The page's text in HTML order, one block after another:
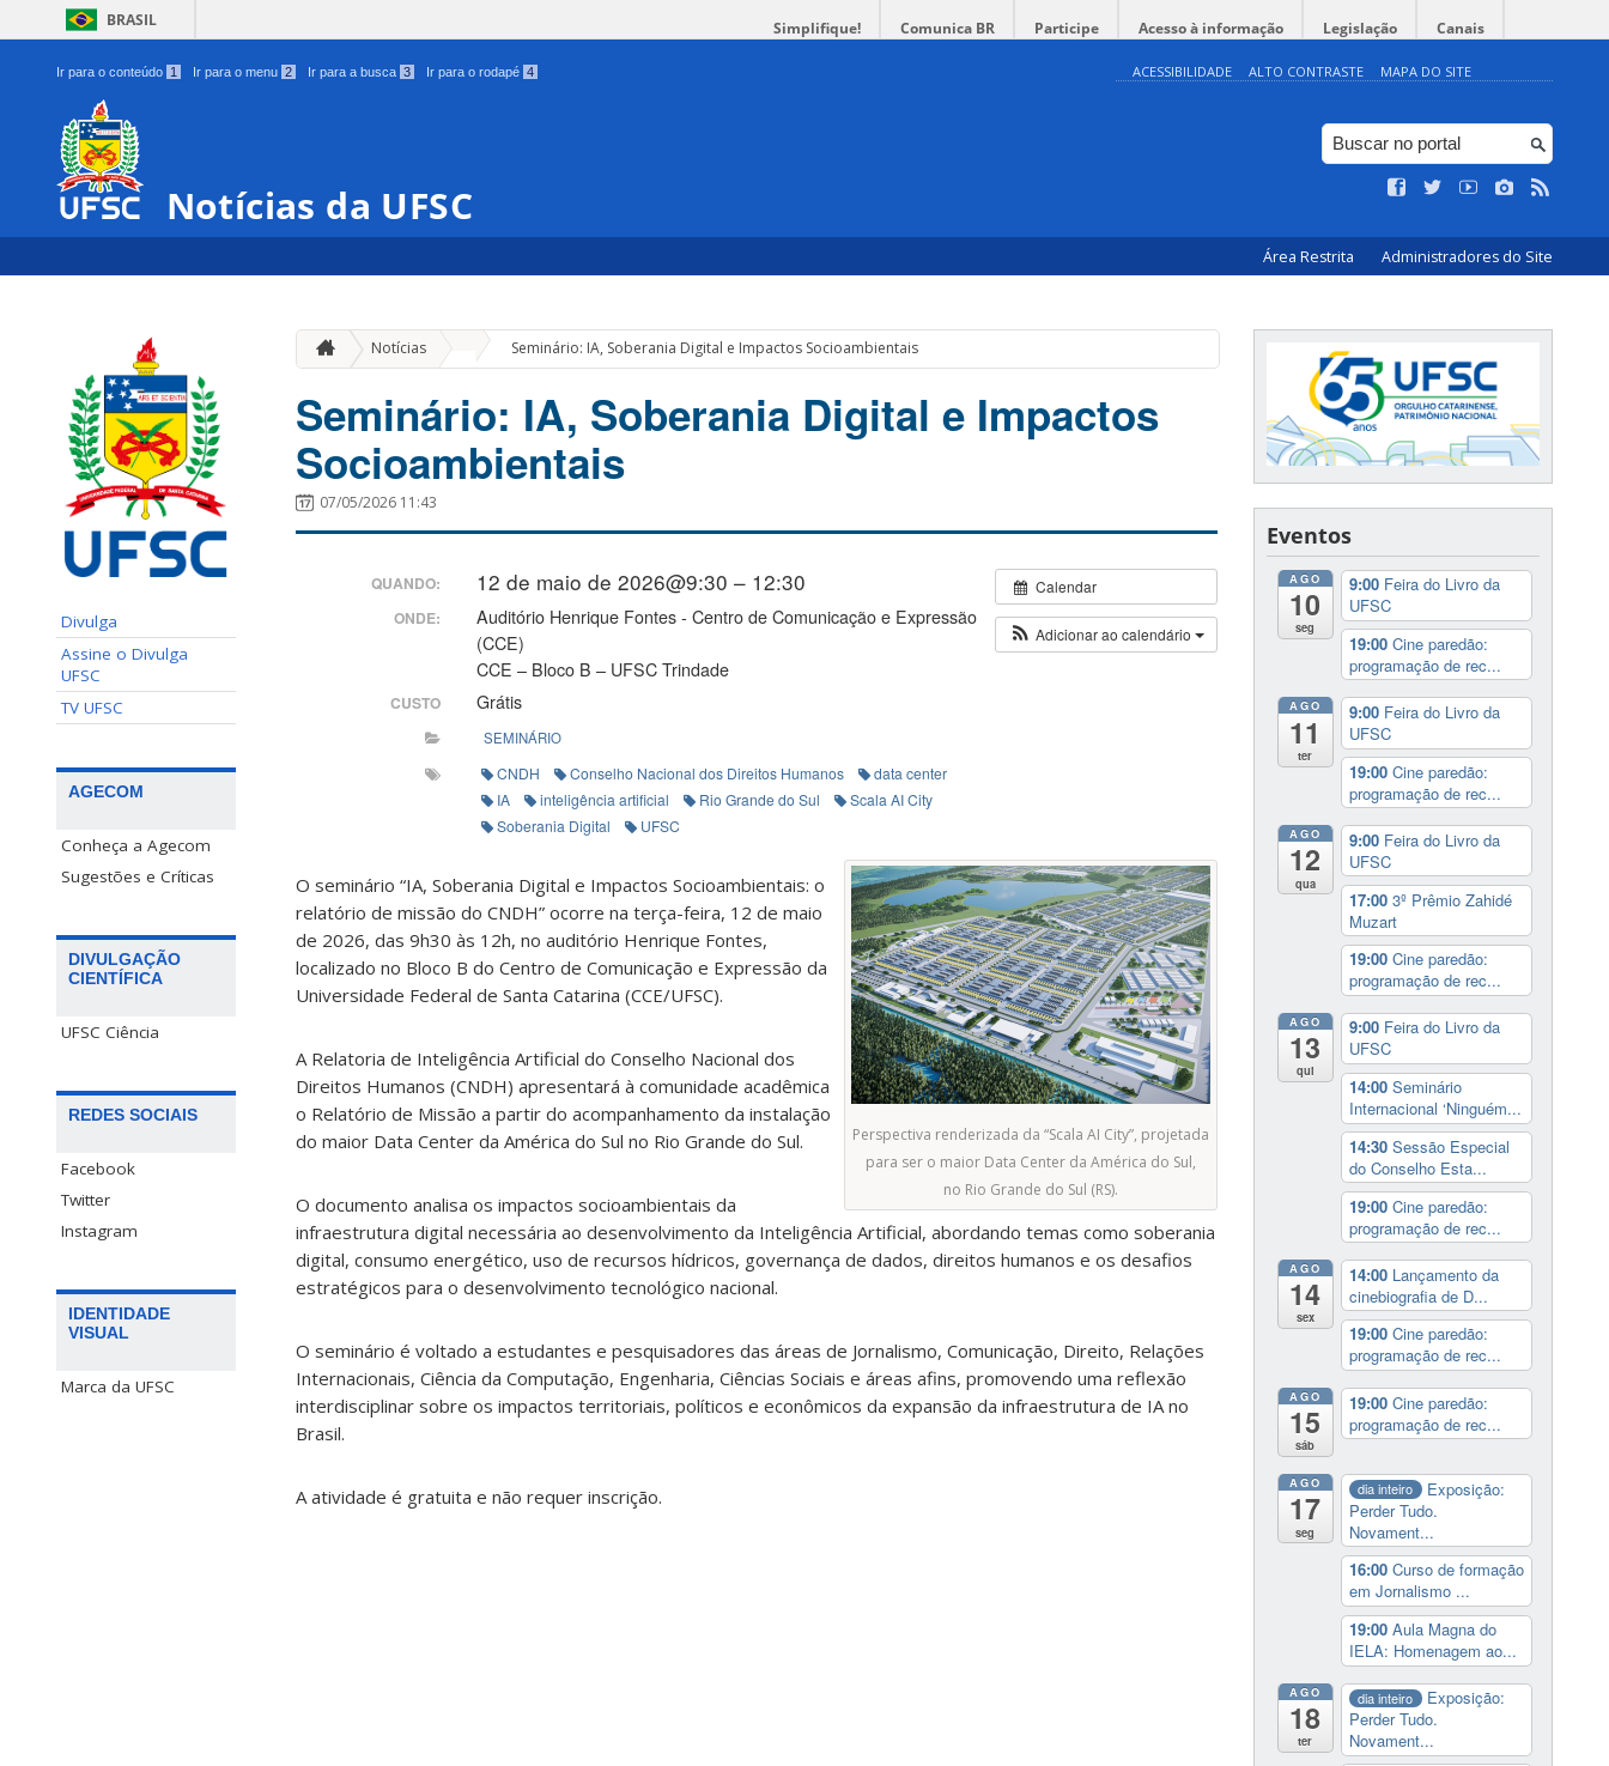
BRASIL Simplifique! Comunica BR Participe Acesso à informação Legislação Canais
Ir para o conteúdo 1 Ir para o menu 2 Ir para a busca 3 Ir para o rodapé 4 ACESSIBILIDADE ALTO CONTRASTE MAPA DO SITE
Notícias da UFSC
Área Restrita Administradores do Site
Divulga
Assine o Divulga
UFSC
TV UFSC
AGECOM
Conheça a Agecom
Sugestões e Críticas
DIVULGAÇÃO
CIENTÍFICA
UFSC Ciência
REDES SOCIAIS
Facebook
Twitter
Instagram
IDENTIDADE
VISUAL
Marca da UFSC
Notícias Seminário: IA, Soberania Digital e Impactos Socioambientais
Seminário: IA, Soberania Digital e Impactos
Socioambientais
07/05/2026 11:43
Calendar
Adicionar ao calendário
QUANDO: 12 de maio de 2026@9:30 – 12:30
ONDE:
Auditório Henrique Fontes - Centro de Comunicação e Expressão
(CCE)
CCE – Bloco B – UFSC Trindade
CUSTO Grátis
SEMINÁRIO
CNDH Conselho Nacional dos Direitos Humanos
data center
IA
inteligência artificial Rio Grande do Sul
Scala AI City
Soberania Digital
UFSC
Perspectiva renderizada da “Scala AI City”, projetada
para ser o maior Data Center da América do Sul,
no Rio Grande do Sul (RS).
O seminário “IA, Soberania Digital e Impactos Socioambientais: o
relatório de missão do CNDH” ocorre na terça-feira, 12 de maio
de 2026, das 9h30 às 12h, no auditório Henrique Fontes,
localizado no Bloco B do Centro de Comunicação e Expressão da
Universidade Federal de Santa Catarina (CCE/UFSC).
A Relatoria de Inteligência Artificial do Conselho Nacional dos
Direitos Humanos (CNDH) apresentará à comunidade acadêmica
o Relatório de Missão a partir do acompanhamento da instalação
do maior Data Center da América do Sul no Rio Grande do Sul.
O documento analisa os impactos socioambientais da
infraestrutura digital necessária ao desenvolvimento da Inteligência Artificial, abordando temas como soberania
digital, consumo energético, uso de recursos hídricos, governança de dados, direitos humanos e os desafios
estratégicos para o desenvolvimento tecnológico nacional.
O seminário é voltado a estudantes e pesquisadores das áreas de Jornalismo, Comunicação, Direito, Relações
Internacionais, Ciência da Computação, Engenharia, Ciências Sociais e áreas afins, promovendo uma reflexão
interdisciplinar sobre os impactos territoriais, políticos e econômicos da expansão da infraestrutura de IA no
Brasil.
A atividade é gratuita e não requer inscrição.
Eventos
AGO
10
seg
9:00 Feira do Livro da
UFSC
19:00 Cine paredão:
programação de rec...
AGO
11
ter
9:00 Feira do Livro da
UFSC
19:00 Cine paredão:
programação de rec...
AGO
12
qua
9:00 Feira do Livro da
UFSC
17:00 3º Prêmio Zahidé
Muzart
19:00 Cine paredão:
programação de rec...
AGO
13
qui
9:00 Feira do Livro da
UFSC
14:00 Seminário
Internacional ‘Ninguém...
14:30 Sessão Especial
do Conselho Esta...
19:00 Cine paredão:
programação de rec...
AGO
14
sex
14:00 Lançamento da
cinebiografia de D...
19:00 Cine paredão:
programação de rec...
AGO
15
sáb
19:00 Cine paredão:
programação de rec...
AGO
17
seg
dia inteiro
Exposição:
Perder Tudo.
Novament...
16:00 Curso de formação
em Jornalismo ...
19:00 Aula Magna do
IELA: Homenagem ao...
AGO
18
ter
dia inteiro
Exposição:
Perder Tudo.
Novament...